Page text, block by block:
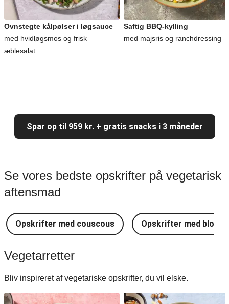
Ovnstegte kålpølser i løgsauce
med hvidløgsmos og frisk
æblesalat
Saftig BBQ-kylling
med majsris og ranchdressing
Spar op til 959 kr. + gratis snacks i 3 måneder
Se vores bedste opskrifter på vegetarisk
aftensmad
Opskrifter med couscous Opskrifter med
Vegetarretter
Bliv inspireret af vegetariske opskrifter, du vil elske.